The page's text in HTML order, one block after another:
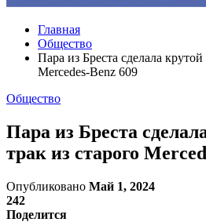
Главная
Общество
Пара из Бреста сделала
Mercedes-Benz 609
Общество
Пара из Бреста
трак из старого
Опубликовано Май 1, 2024
242
Поделится